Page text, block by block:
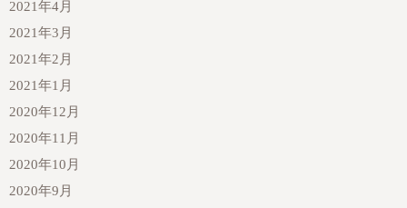
2021年4月
2021年3月
2021年2月
2021年1月
2020年12月
2020年11月
2020年10月
2020年9月